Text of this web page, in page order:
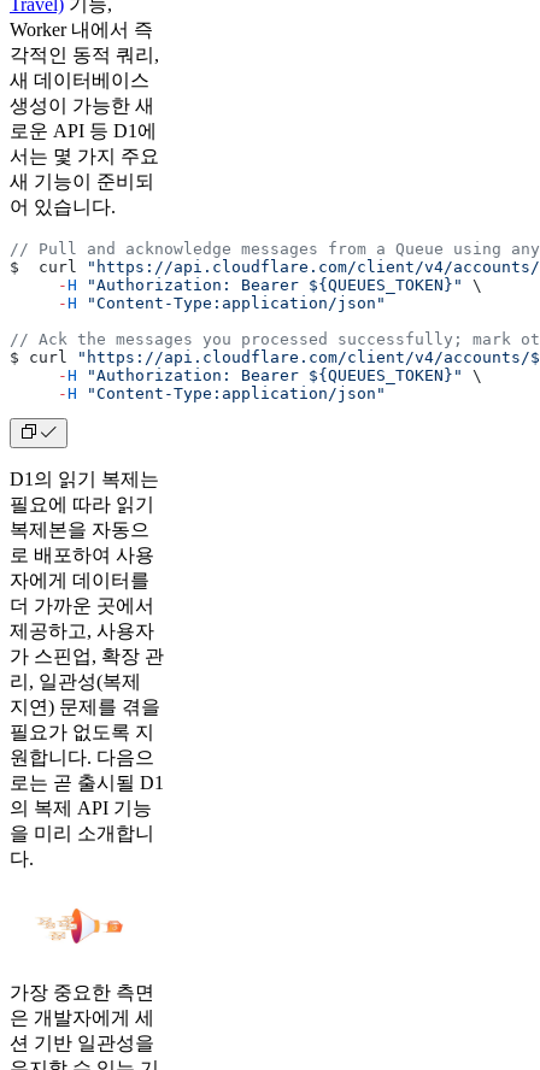
Worker 내에서 즉
각적인 동적 쿼리,
새 데이터베이스
생성이 가능한 새
로운 API 등 D1에
서는 몇 가지 주요
새 기능이 준비되
어 있습니다.
// Pull and acknowledge messages from a Queue using
$  curl
"https://api.cloudflare.com/client/v4/accounts/
     -
H "Authorization: Bearer ${QUEUES_TOKEN}"
\
     -
H "Content-Type:application/json"
// Ack the messages you processed successfully; mark
$ curl
"https://api.cloudflare.com/client/v4/accounts/
     -
H "Authorization: Bearer ${QUEUES_TOKEN}"
\
     -
H "Content-Type:application/json"
D1의 읽기 복제는
필요에 따라 읽기
복제본을 자동으
로 배포하여 사용
자에게 데이터를
더 가까운 곳에서
제공하고, 사용자
가 스핀업, 확장 관
리, 일관성(복제
지연) 문제를 겪을
필요가 없도록 지
원합니다. 다음으
로는 곧 출시될 D1
의 복제 API 기능
을 미리 소개합니
다.
가장 중요한 측면
은 개발자에게 세
션 기반 일관성을